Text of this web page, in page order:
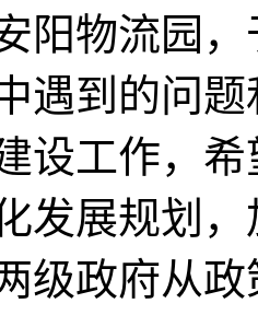
物流园，
遇到的问
设工作，
发展规划
级政府从